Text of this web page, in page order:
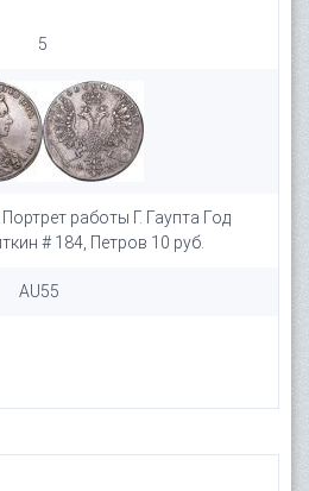
5
работы Г. Гаупта Год
# 184, Петров 10 руб.
AU55